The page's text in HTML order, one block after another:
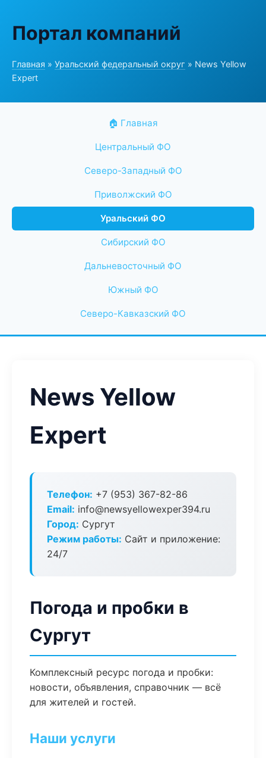
Портал компаний
Главная » Уральский федеральный округ » News Yellow
Expert
🏠 Главная
Центральный ФО
Северо-Западный ФО
Приволжский ФО
Уральский ФО
Сибирский ФО
Дальневосточный ФО
Южный ФО
Северо-Кавказский ФО
News Yellow
Expert
Телефон: +7 (953) 367-82-86
Email: info@newsyellowexper394.ru
Город: Сургут
Режим работы: Сайт и приложение:
24/7
Погода и пробки в
Сургут
Комплексный ресурс погода и пробки:
новости, объявления, справочник — всё
для жителей и гостей.
Наши услуги